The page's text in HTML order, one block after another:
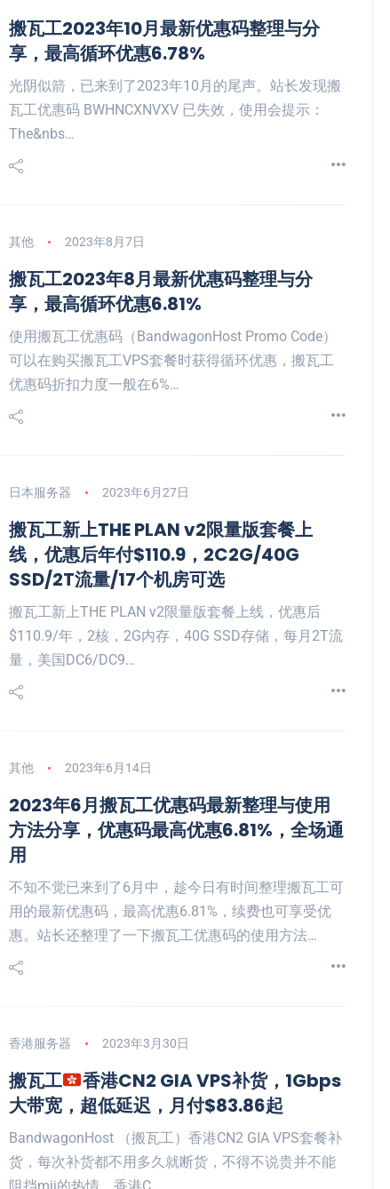
搬瓦工2023年10月最新优惠码整理与分
享，最高循环优惠6.78%
光阴似箭，已来到了2023年10月的尾声。站长发现搬
瓦工优惠码 BWHNCXNVXV 已失效，使用会提示：
The&nbs…
其他 2023年8月7日
搬瓦工2023年8月最新优惠码整理与分
享，最高循环优惠6.81%
使用搬瓦工优惠码（BandwagonHost Promo Code）
可以在购买搬瓦工VPS套餐时获得循环优惠，搬瓦工
优惠码折扣力度一般在6%…
日本服务器 2023年6月27日
搬瓦工新上THE PLAN v2限量版套餐上
线，优惠后年付$110.9，2C2G/40G
SSD/2T流量/17个机房可选
搬瓦工新上THE PLAN v2限量版套餐上线，优惠后
$110.9/年，2核，2G内存，40G SSD存储，每月2T流
量，美国DC6/DC9…
其他 2023年6月14日
2023年6月搬瓦工优惠码最新整理与使用
方法分享，优惠码最高优惠6.81%，全场通
用
不知不觉已来到了6月中，趁今日有时间整理搬瓦工可
用的最新优惠码，最高优惠6.81%，续费也可享受优
惠。站长还整理了一下搬瓦工优惠码的使用方法…
香港服务器 2023年3月30日
搬瓦工
香港CN2 GIA VPS补货，1Gbps
大带宽，超低延迟，月付$83.86起
BandwagonHost （搬瓦工）香港CN2 GIA VPS套餐补
货，每次补货都不用多久就断货，不得不说贵并不能